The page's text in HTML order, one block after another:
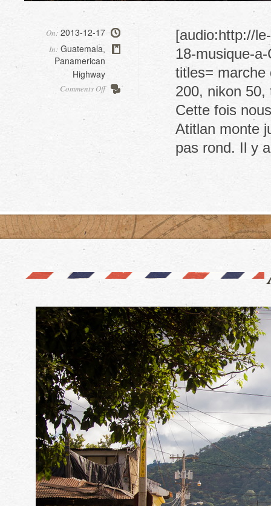
On: 2013-12-17
In: Guatemala
Panamerican
Highway
Comments Offon
[audio:http://
18-musique-
titles= marche
200, nikon
Cette fois
Atitlan monte
pas rond. Il y